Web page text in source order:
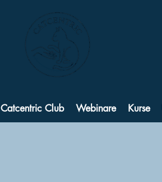
Catcentric Club Webinare Kurse